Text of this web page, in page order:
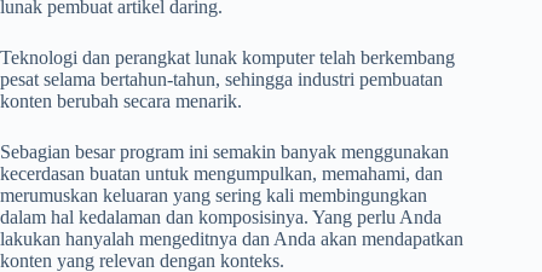
lunak pembuat artikel daring.
Teknologi dan perangkat lunak komputer telah berkembang
pesat selama bertahun-tahun, sehingga industri pembuatan
konten berubah secara menarik.
Sebagian besar program ini semakin banyak menggunakan
kecerdasan buatan untuk mengumpulkan, memahami, dan
merumuskan keluaran yang sering kali membingungkan
dalam hal kedalaman dan komposisinya. Yang perlu Anda
lakukan hanyalah mengeditnya dan Anda akan mendapatkan
konten yang relevan dengan konteks.